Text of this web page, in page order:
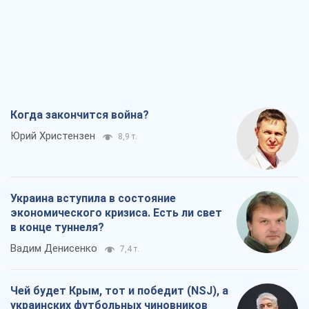
Когда закончится война?
Юрий Христензен 8,9 т.
Украина вступила в состояние
экономического кризиса. Есть ли свет
в конце туннеля?
Вадим Денисенко 7,4 т.
Чей будет Крым, тот и победит (NSJ), а
украинских футбольных чиновников